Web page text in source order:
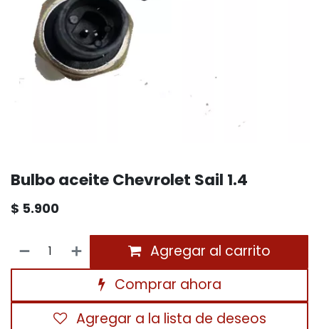
Bulbo aceite Chevrolet Sail 1.4
$ 5.900
Agregar al carrito
Comprar ahora
Agregar a la lista de deseos